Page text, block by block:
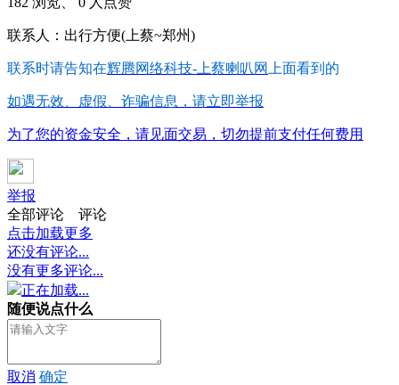
联系人：出行方便(上蔡~郑州)
联系时请告知在辉腾网络科技-上蔡喇叭网 上面看到的
如遇无效、虚假、诈骗信息，请立即举报
为了您的资金安全，请见面交易，切勿提前支付任何费用
举报
全部评论
评论
点击加载更多
还没有评论...
没有更多评论...
正在加载...
随便说点什么
取消 确定